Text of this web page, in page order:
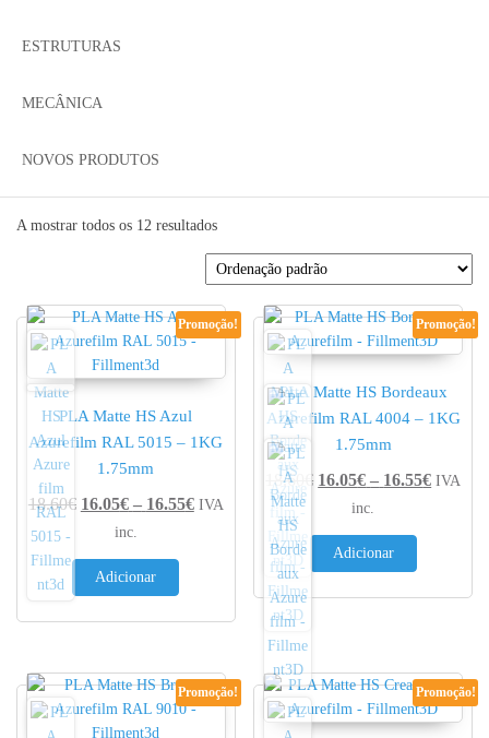
ESTRUTURAS
MECÂNICA
NOVOS PRODUTOS
A mostrar todos os 12 resultados
Promoção!
PLA Matte HS Azul
Azurefilm RAL 5015 – 1KG
1.75mm
18.60€ 16.05€ – 16.55€Price range: 16.05€ through 16.55€
IVA
inc.
Adicionar
Promoção!
PLA Matte HS Bordeaux
Azurefilm RAL 4004 – 1KG
1.75mm
18.60 € 16.05€ – 16.55€Price
IVA
inc.
Adicionar
Promoção! Promoção!